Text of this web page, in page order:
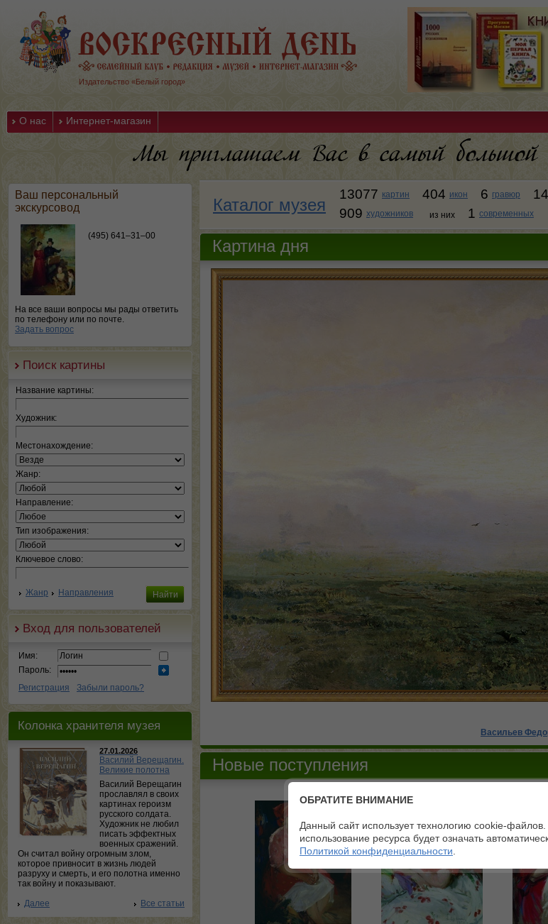
Издательство «Белый город»
О нас Интернет-магазин
Ваш персональный
экскурсовод
(495) 641–31–00
На все ваши вопросы мы рады ответить
по телефону или по почте.
Задать вопрос
Поиск картины
Название картины:
Художник:
Местонахождение:
Жанр:
Направление:
Тип изображения:
Ключевое слово:
Жанр Направления
Вход для пользователей
Имя:
Пароль:
Регистрация
Забыли пароль?
Колонка хранителя музея
27.01.2026
Василий Верещагин.
Великие полотна
Василий Верещагин
прославлял в своих
картинах героизм
русского солдата.
Художник не любил
писать эффектных
военных сражений.
Он считал войну огромным злом,
которое привносит в жизнь людей
разруху и смерть, и его полотна именно
так войну и показывают.
Далее
Все статьи
Каталог музея
13077 картин 404 икон 6 гравюр
909 художников из них 1 современных
Картина дня
Васильев
Новые поступления
ОБРАТИТЕ ВНИМАНИЕ
Данный сайт использует технологию cookie-
использование ресурса будет означать
Политикой конфиденциальности